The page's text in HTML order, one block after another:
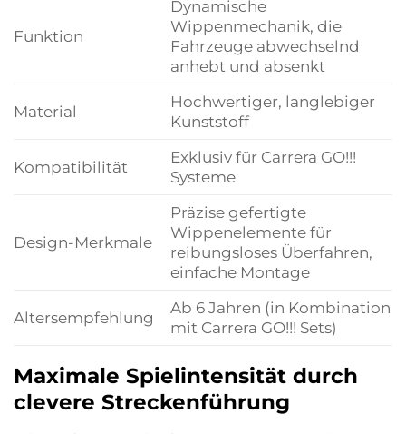
Funktion
Dynamische
Wippenmechanik, die
Fahrzeuge abwechselnd
anhebt und absenkt
Material
Hochwertiger, langlebiger
Kunststoff
Kompatibilität
Exklusiv für Carrera GO!!!
Systeme
Design-Merkmale
Präzise gefertigte
Wippenelemente für
reibungsloses Überfahren,
einfache Montage
Altersempfehlung
Ab 6 Jahren (in Kombination
mit Carrera GO!!! Sets)
Maximale Spielintensität durch
clevere Streckenführung